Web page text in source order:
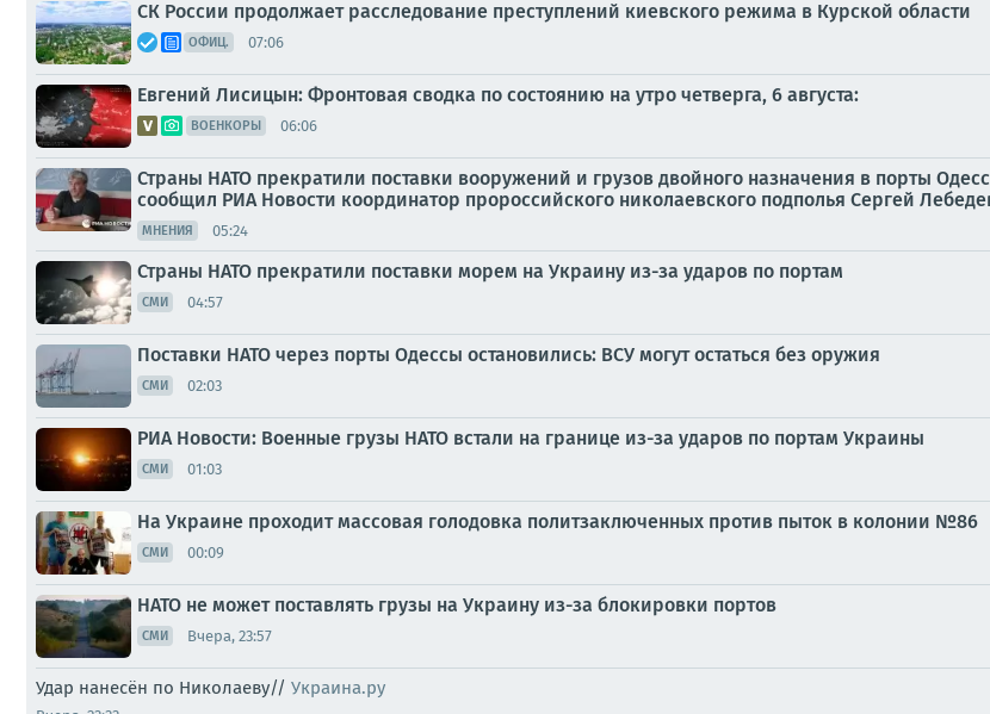
СК России продолжает расследование преступлений киевского режима в Курской области
ОФИЦ. 07:06
Евгений Лисицын: Фронтовая сводка по состоянию на утро четверга, 6 августа:
ВОЕНКОРЫ 06:06
Страны НАТО прекратили поставки вооружений и грузов двойного назначения в порты
сообщил РИА Новости координатор пророссийского николаевского подполья Сергей
МНЕНИЯ 05:24
Страны НАТО прекратили поставки морем на Украину из-за ударов по портам
СМИ 04:57
Поставки НАТО через порты Одессы остановились: ВСУ могут остаться без оружия
СМИ 02:03
РИА Новости: Военные грузы НАТО встали на границе из-за ударов по портам Украины
СМИ 01:03
На Украине проходит массовая голодовка политзаключенных против пыток в колонии №86
СМИ 00:09
НАТО не может поставлять грузы на Украину из-за блокировки портов
СМИ Вчера, 23:57
Удар нанесён по Николаеву// Украина.ру